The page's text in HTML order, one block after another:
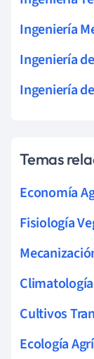
Ingeniería
Ingeniería
Ingeniería
Temas
Economía
Fisiología
Cultivos
Ecología